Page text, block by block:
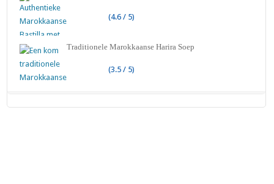
(4.6 / 5)
Traditionele Marokkaanse Harira Soep
(3.5 / 5)